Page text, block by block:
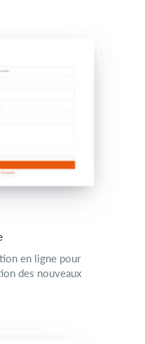
en ligne pour
des nouveaux